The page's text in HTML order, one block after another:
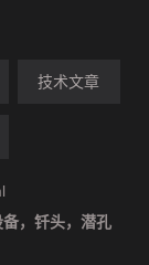
技术文章
，钎头，潜孔